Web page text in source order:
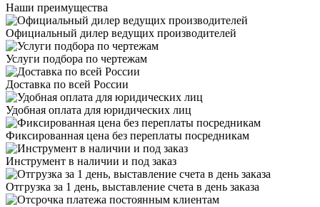
Наши преимущества
Официальный дилер ведущих производителей
Услуги подбора по чертежам
Доставка по всей России
Удобная оплата для юридических лиц
Фиксированная цена без переплаты посредникам
Инструмент в наличии и под заказ
Отгрузка за 1 день, выставление счета в день заказа